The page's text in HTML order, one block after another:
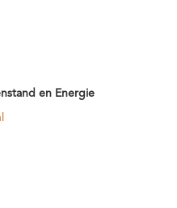
en Energie